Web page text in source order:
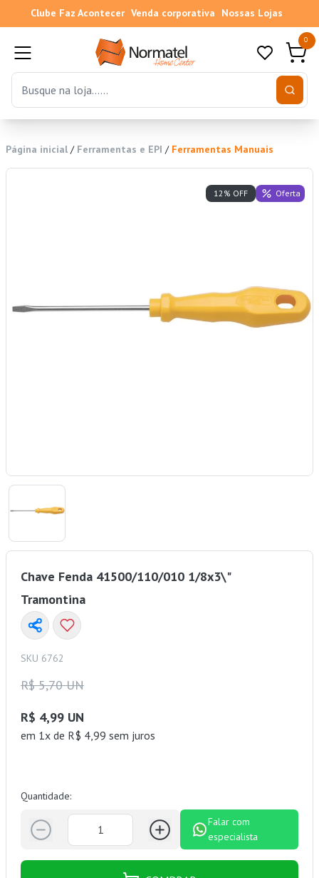
Clube Faz Acontecer Venda corporativa Nossas Lojas
0
Página inicial / Ferramentas e EPI / Ferramentas Manuais
12% OFF Oferta
Chave Fenda 41500/110/010 1/8x3\"
Tramontina
SKU 6762
R$ 5,70 UN
R$ 4,99 UN
em 1x de R$ 4,99 sem juros
Quantidade:
Falar com
especialista